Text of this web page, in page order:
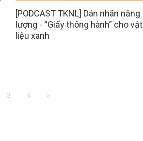
[PODCAST TKNL] Dán nhãn năng
lượng - “Giấy thông hành” cho vật
liệu xanh
3 4 >